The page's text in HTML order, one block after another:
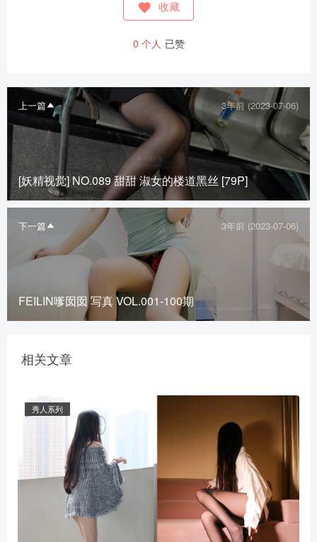
收藏
0 个人 已赞
上一篇 3年前 (2023-07-06)
[妖精视觉] NO.089 甜甜 淑女的楼道黑丝 [79P]
下一篇 3年前 (2023-07-06)
FEILIN嗲囡囡 写真 VOL.001-100期
相关文章
秀人系列